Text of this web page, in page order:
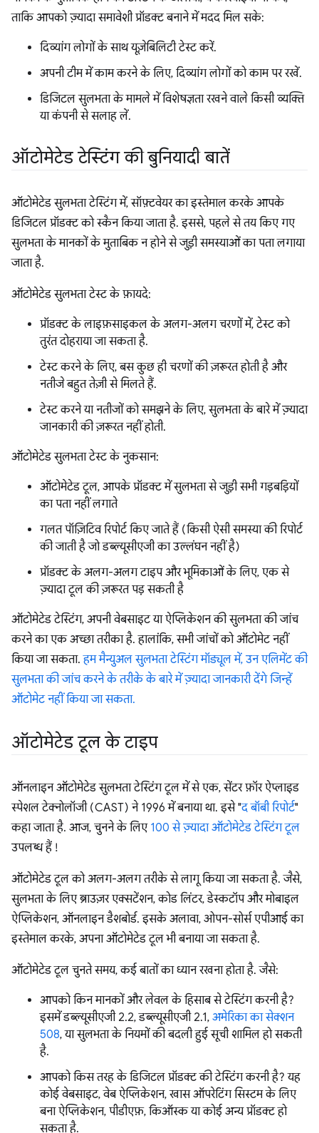
ताकि आपको ज़्यादा समावेशी प्रॉडक्ट बनाने में मदद मिल सके:
दिव्यांग लोगों के साथ यूज़ेबिलिटी टेस्ट करें.
अपनी टीम में काम करने के लिए, दिव्यांग लोगों को काम पर रखें.
डिजिटल सुलभता के मामले में विशेषज्ञता रखने वाले किसी व्यक्ति
या कंपनी से सलाह लें.
ऑटोमेटेड टेस्टिंग की बुनियादी बातें
ऑटोमेटेड सुलभता टेस्टिंग में, सॉफ़्टवेयर का इस्तेमाल करके आपके
डिजिटल प्रॉडक्ट को स्कैन किया जाता है. इससे, पहले से तय किए गए
सुलभता के मानकों के मुताबिक न होने से जुड़ी समस्याओं का पता लगाया
जाता है.
ऑटोमेटेड सुलभता टेस्ट के फ़ायदे:
प्रॉडक्ट के लाइफ़साइकल के अलग-अलग चरणों में, टेस्ट को
तुरंत दोहराया जा सकता है.
टेस्ट करने के लिए, बस कुछ ही चरणों की ज़रूरत होती है और
नतीजे बहुत तेज़ी से मिलते हैं.
टेस्ट करने या नतीजों को समझने के लिए, सुलभता के बारे में ज़्यादा
जानकारी की ज़रूरत नहीं होती.
ऑटोमेटेड सुलभता टेस्ट के नुकसान:
ऑटोमेटेड टूल, आपके प्रॉडक्ट में सुलभता से जुड़ी सभी गड़बड़ियों
का पता नहीं लगाते
गलत पॉज़िटिव रिपोर्ट किए जाते हैं (किसी ऐसी समस्या की रिपोर्ट
की जाती है जो डब्ल्यूसीएजी का उल्लंघन नहीं है)
प्रॉडक्ट के अलग-अलग टाइप और भूमिकाओं के लिए, एक से
ज़्यादा टूल की ज़रूरत पड़ सकती है
ऑटोमेटेड टेस्टिंग, अपनी वेबसाइट या ऐप्लिकेशन की सुलभता की जांच
करने का एक अच्छा तरीका है. हालांकि, सभी जांचों को ऑटोमेट नहीं
किया जा सकता.हम मैन्युअल सुलभता टेस्टिंग मॉड्यूल में, उन एलिमेंट की
सुलभता की जांच करने के तरीके के बारे में ज़्यादा जानकारी देंगे जिन्हें
ऑटोमेट नहीं किया जा सकता.
ऑटोमेटेड टूल के टाइप
ऑनलाइन ऑटोमेटेड सुलभता टेस्टिंग टूल में से एक, सेंटर फ़ॉर ऐप्लाइड
स्पेशल टेक्नोलॉजी (CAST) ने 1996 में बनाया था. इसे "द बॉबी रिपोर्ट"
कहा जाता है. आज, चुनने के लिए 100 से ज़्यादा ऑटोमेटेड टेस्टिंग टूल
उपलब्ध हैं !
ऑटोमेटेड टूल को अलग-अलग तरीके से लागू किया जा सकता है. जैसे,
सुलभता के लिए ब्राउज़र एक्सटेंशन, कोड लिंटर, डेस्कटॉप और मोबाइल
ऐप्लिकेशन, ऑनलाइन डैशबोर्ड. इसके अलावा, ओपन-सोर्स एपीआई का
इस्तेमाल करके, अपना ऑटोमेटेड टूल भी बनाया जा सकता है.
ऑटोमेटेड टूल चुनते समय, कई बातों का ध्यान रखना होता है. जैसे:
आपको किन मानकों और लेवल के हिसाब से टेस्टिंग करनी है?
इसमें डब्ल्यूसीएजी 2.2, डब्ल्यूसीएजी 2.1, अमेरिका का सेक्शन
508, या सुलभता के नियमों की बदली हुई सूची शामिल हो सकती
है.
आपको किस तरह के डिजिटल प्रॉडक्ट की टेस्टिंग करनी है? यह
कोई वेबसाइट, वेब ऐप्लिकेशन, खास ऑपरेटिंग सिस्टम के लिए
बना ऐप्लिकेशन, पीडीएफ़, किऑस्क या कोई अन्य प्रॉडक्ट हो
सकता है.